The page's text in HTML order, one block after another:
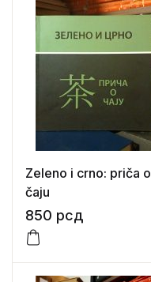
Zeleno i crno: priča o
čaju
850 рсд